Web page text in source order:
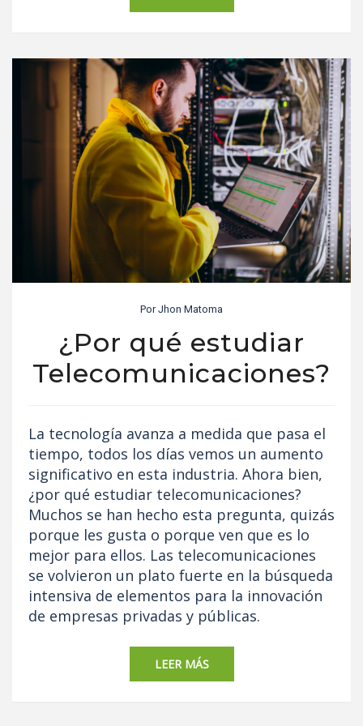
PorJhon Matoma
¿Por qué estudiar
Telecomunicaciones?
La tecnología avanza a medida que pasa el
tiempo, todos los días vemos un aumento
significativo en esta industria. Ahora bien,
¿por qué estudiar telecomunicaciones?
Muchos se han hecho esta pregunta, quizás
porque les gusta o porque ven que es lo
mejor para ellos. Las telecomunicaciones
se volvieron un plato fuerte en la búsqueda
intensiva de elementos para la innovación
de empresas privadas y públicas.
LEER MÁS